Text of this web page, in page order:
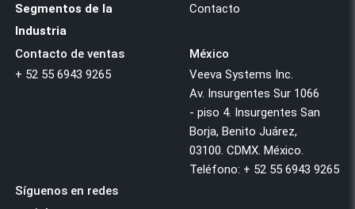
Segmentos de la
Industria
Contacto
Contacto de ventas
+ 52 55 6943 9265
México
Veeva Systems Inc.
Av. Insurgentes Sur 1066
- piso 4. Insurgentes San
Borja, Benito Juárez,
03100. CDMX. México.
Teléfono: + 52 55 6943 9265
Síguenos en redes